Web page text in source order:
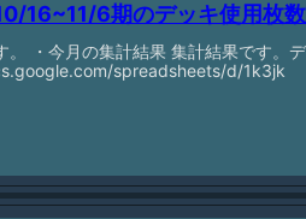
16~11/6期のデッキ使用枚
。 ・今月の集計結果 集計結果です。
spreadsheets/d/1k3jk